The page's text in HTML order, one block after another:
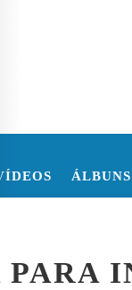
ÁLBUNS
PARA